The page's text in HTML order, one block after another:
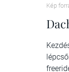
Kép